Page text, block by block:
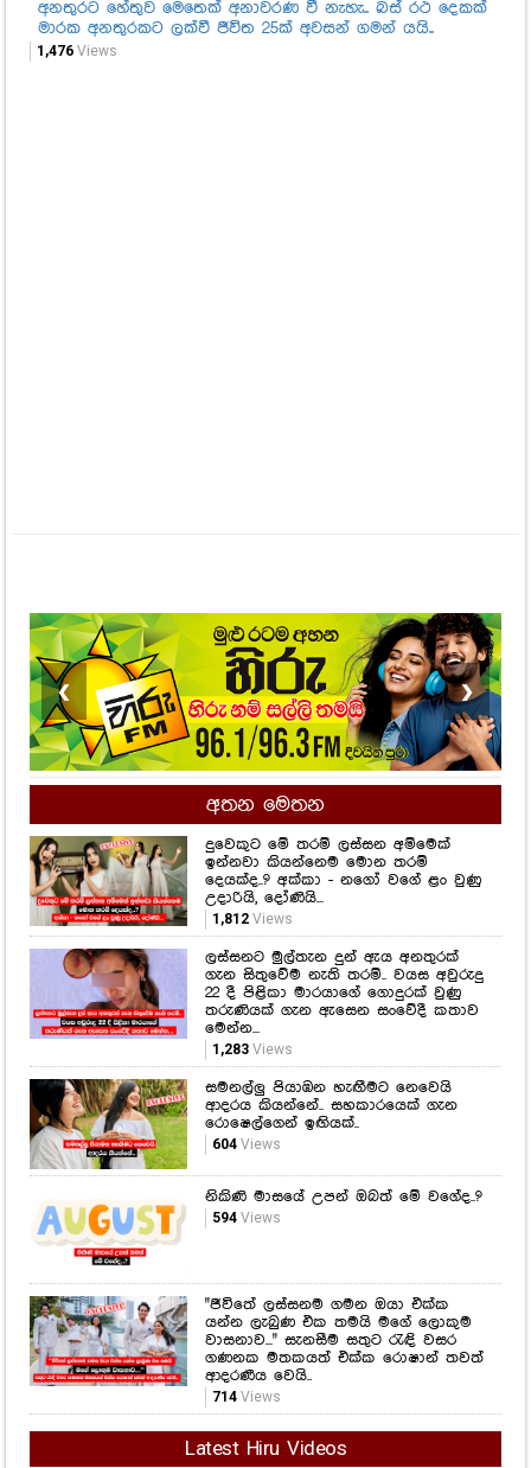
අනතුරට හේතුව මෙතෙක් අනාවරණ වී නැහැ.. බස් රථ දෙකක්
මාරක අනතුරකට ලක්වී ජීවිත 25ක් අවසන් ගමන් යයි..
1,476 Views
❮ ❯
අතන මෙතන
දුවෙකුට මේ තරම් ලස්සන අම්මෙක්
ඉන්නවා කියන්නෙම මොන තරම්
දෙයක්ද..? අක්කා - නගෝ වගේ ළං වුණු
උදාරියි, දෝණියි...
1,812Views
ලස්සනට මුල්තැන දුන් ඇය අනතුරක්
ගැන සිතුවේම නැති තරම්.. වයස අවුරුදු
22 දී පිළිකා මාරයාගේ ගොදුරක් වුණු
තරුණියක් ගැන ඇසෙන සංවේදී කතාව
මෙන්න...
1,283Views
සමනල්ලු පියාඹන හැඟීමට නෙවෙයි
ආදරය කියන්නේ.. සහකාරයෙක් ගැන
රොෂෙල්ගෙන් ඉඟියක්..
604Views
නිකිණි මාසයේ උපන් ඔබත් මේ වගේද..?
594Views
"ජීවිතේ ලස්සනම ගමන ඔයා එක්ක
යන්න ලැබුණ එක තමයි මගේ ලොකුම
වාසනාව..." සැනසීම සතුට රැඳි වසර
ගණනක මතකයත් එක්ක රොෂාන් තවත්
ආදරණීය වෙයි..
714Views
Latest Hiru Videos